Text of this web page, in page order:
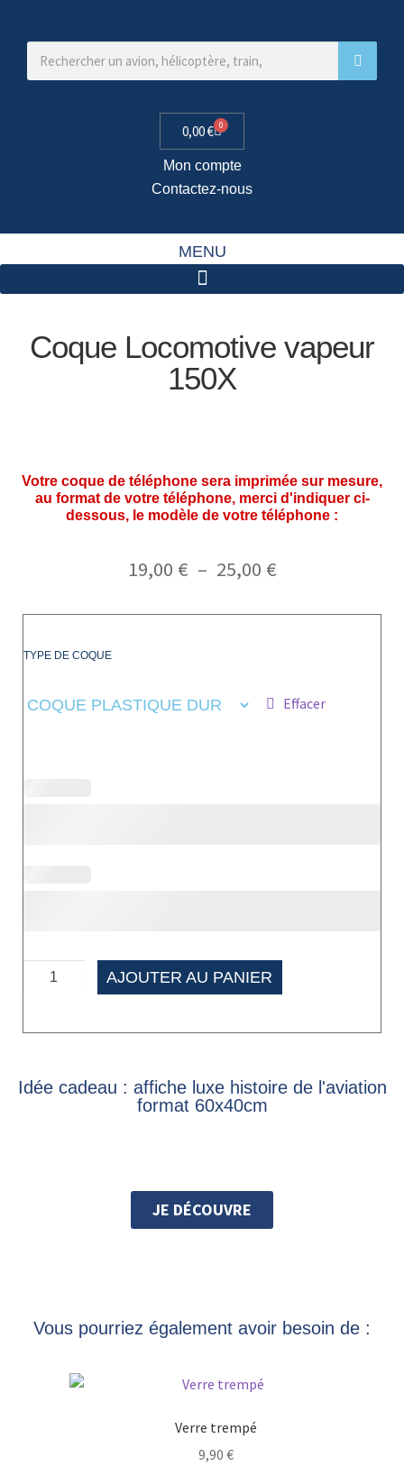
0,00€ 0
Mon compte
Contactez-nous
MENU
Coque Locomotive vapeur
150X
Votre coque de téléphone sera imprimée sur mesure,
au format de votre téléphone, merci d'indiquer ci-
dessous, le modèle de votre téléphone :
19,00 € – 25,00 €
TYPE DE COQUE
Effacer
AJOUTER AU PANIER
Idée cadeau : affiche luxe histoire de l'aviation
format 60x40cm
JE DÉCOUVRE
Vous pourriez également avoir besoin de :
Verre trempé
9,90 €